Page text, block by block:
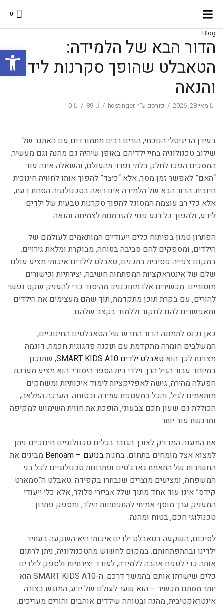
0
Blog
הדור הבא של הלמידה:
הטאבלט שהופך סקרנות לידע
והנאה
מאי 28, 2026 / פורסם ע"י hostinger
/
89
/
0
Blog
בעידן הדיגיטלי הנוכחי, הורים רבים מתמודדים עם האתגר של
שילוב טכנולוגיה בחיי ילדיהם באופן שיהיה גם מהנה וגם מעשיר.
המסכים הפכו לחלק בלתי נפרד מהעולם, והשאלה אינה עוד
“האם” לאפשר זמן מסך, אלא “כיצד” להפוך אותו לחוויה חינוכית
חיובית. הדור הבא של הלמידה אינו רואה בטכנולוגיה הסחת דעת,
אלא כלי רב עוצמה המסוגל להפוך סקרנות טבעית של ילדים
לידע, ולהפוך כל רגע פנוי להזדמנות לצמיחה והנאה.
הפתרון טמון בפיתוח כלים ייעודיים המותאמים לעולמם של
הילדים, ומספקים להם סביבה בטוחה, מבוקרת ומלאת גירויים.
במקום צפייה פסיבית בתכנים, טאבלט לילדים איכותי מציע עולם
שלם של אינטראקציות המפתחות חשיבה, יצירתיות וכישורים
מוטוריים. מכשירים אלו מתוכננים מהיסוד כדי להעניק שקט נפשי
להורים, עם בקרת תוכן מתקדמת, תוך שהם מעצימים את הילדים
ומאפשרים להם לחקור וללמוד בקצב שלהם.
כאן נכנס לתמונה הדור החדש של הטאבלטים החינוכיים,
המשלבים חומרה מתקדמת עם תוכנה פדגוגית חכמה. דוגמה
מצוינת לכך הוא טאבלט ילדים SMART KIDS A10
, שתוכנן
במיוחד עבור הגיל הרך וילדי בית הספר היסודי. הוא מציע מערכת
הפעלה מהירה, גישה לאפליקציות לימוד איכותיות ומשחקים
מותאמים לגיל, והכל במעטפת עמידה ובטוחה. הערכה המלאה,
הכוללת גם שעון חכם צבעוני, הופכת את חווית השימוש למקיפה
ומרגשת עוד יותר.
את המענה המדויק לצורך הגובר בכלים טכנולוגיים חינוכיים ניתן
למצוא אצל מומחים בתחום. בחנותבנועם – Benoam
מבינים את
החשיבות של התאמת גאדג’טים ופתרונות טכנולוגיים לכל בני
המשפחה, ומציעים מוצרים שנבחרו בקפידה. טאבלט ה”סמארט
קידס” אינו עוד אחד מתוך שלל אביזרי סלולר, אלא כלי ייעודי
המעניק ערך מוסף אמיתי להתפתחות הילד, ומספק פתרון
טכנולוגי חכם, בטוח ומהנה.
לסיכום, השקעה בטאבלט ילדים איכותי היא השקעה בעתיד
ילדינו ובהתפתחותם. במקום לחשוש מהטכנולוגיה, ניתן לרתום
אותה כדי לטפח אהבה ללמידה, לעודד יצירתיות ולספק לילדים
כלים שישרתו אותם בהמשך דרכם. ה-SMART KIDS A10 הוא
יותר מסתם מכשיר – הוא שער לעולם של ידע, המוגש בצורה
אינטראקטיבית, מהנה ובטוחה שילדים אוהבים והורים מעריכים.
פתח